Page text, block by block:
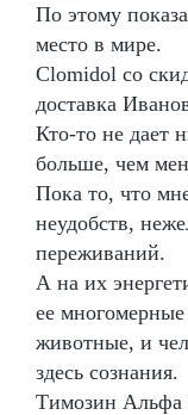
По этому
место в мире.
Clomidol со
доставка
Кто-то не дает
больше, чем
Пока то, что
неудобств,
переживаний.
А на их
ее
животные, и
здесь сознания.
Tимозин Альфа